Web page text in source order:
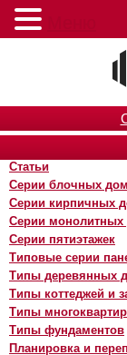
Статьи
Серии блочных
Серии кирпичных
Серии
Серии пятиэтажек
Типовые серии
Типы деревянных
Типы коттеджей и
Типы
Типы фундаментов
Планировка и